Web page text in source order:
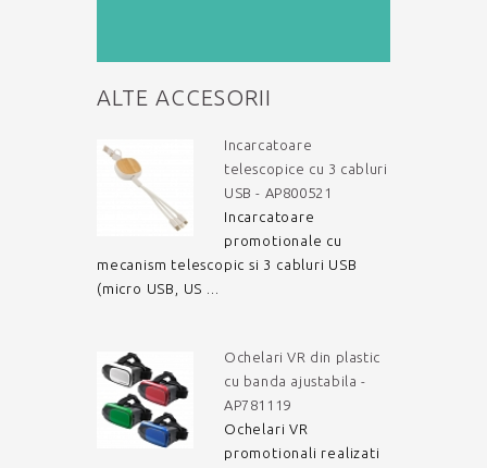
ALTE ACCESORII
Incarcatoare
telescopice cu 3 cabluri
USB - AP800521
Incarcatoare
promotionale cu
mecanism telescopic si 3 cabluri USB
(micro USB, US ...
Ochelari VR din plastic
cu banda ajustabila -
AP781119
Ochelari VR
promotionali realizati